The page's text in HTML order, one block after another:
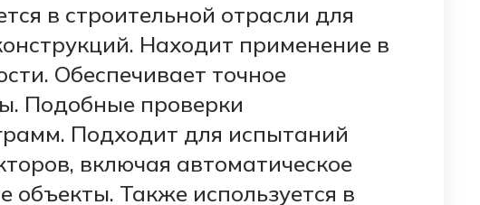
в строительной отрасли для
Находит применение в
Обеспечивает точное
Подобные проверки
Подходит для испытаний
включая автоматическое
Также используется в